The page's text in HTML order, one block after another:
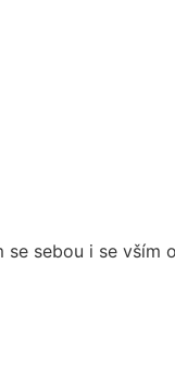
sebou i se vším